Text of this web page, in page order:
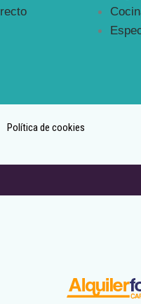
Política de cookies